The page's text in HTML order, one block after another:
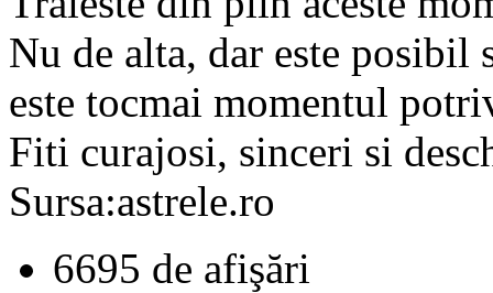
Nu de alta, dar este posibil
este tocmai momentul
Fiti curajosi, sinceri si
Sursa:astrele.ro
6695 de afişări